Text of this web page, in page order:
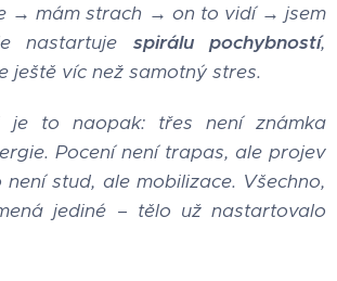
→ mám strach → on to vidí → jsem
nastartuje spirálu pochybností,
ještě víc než samotný stres.
je to naopak: třes není známka
Pocení není trapas, ale projev
stud, ale mobilizace. Všechno,
jediné – tělo už nastartovalo